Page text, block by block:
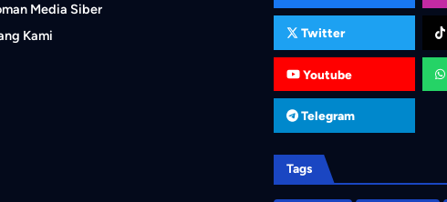
Media Siber
Kami
Twitter
Youtube
Telegram
Tags